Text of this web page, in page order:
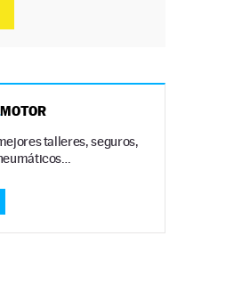
MOTOR
talleres, seguros,